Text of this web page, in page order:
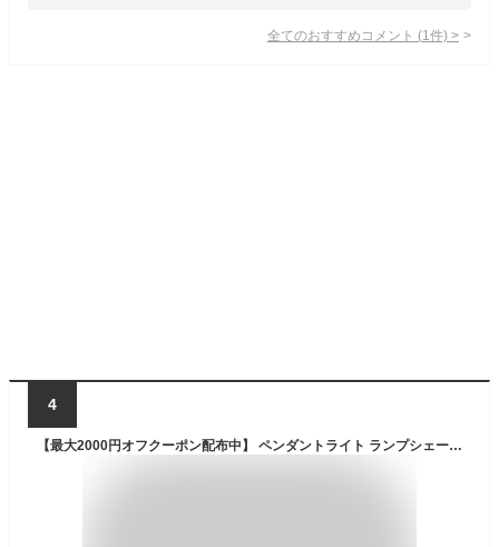
全てのおすすめコメント (1 件) >
4
【最大2000円オフクーポン配布中】 ペンダントライト ランプシェード ラタン 籐 レイヤーデザイン 1灯 口金E26 60W LED対応 約 W 45 × D 45 × H 35 cm 照明器具 天井照明 ラタン照明 アジアンランプ シーリング おしゃれ 北欧 韓国 インテリア ジャパンディ 西海岸[14014]